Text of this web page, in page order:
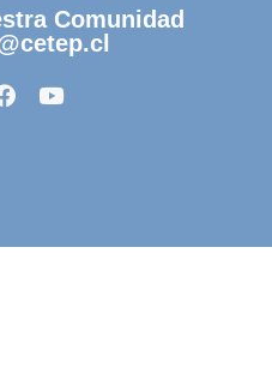
Comunidad